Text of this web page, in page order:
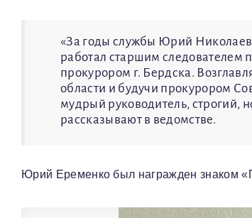
«За годы службы Юрий
работал старшим следователем
прокурором г. Бердска.
области и будучи прокурором
мудрый руководитель, строгий,
рассказывают в ведомстве.
Юрий Еременко был награжден знаком